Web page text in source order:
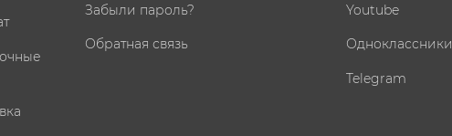
Забыли пароль?
Обратная связь
Youtube
Одноклассники
Telegram